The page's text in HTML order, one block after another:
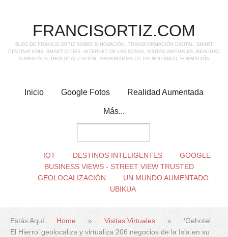
FRANCISORTIZ.COM
BLOG DE FRANCIS ORTIZ SOBRE INNOVACIÓN, TRANSFORMACIÓN DIGITAL, SMART
DESTINATIONS, SMART CITIES, INTERNET DE LAS COSAS, VISITAS VIRTUALES, REALIDAD
AUMENTADA, GEOLOCALIZACIÓN, ASESORAMIENTO TECNOLÓGICO, FORMACIÓN
Inicio Google Fotos Realidad Aumentada
Más...
IOT DESTINOS INTELIGENTES
GOOGLE
BUSINESS VIEWS - STREET VIEW TRUSTED
GEOLOCALIZACIÓN
UN MUNDO AUMENTADO
UBIKUA
Estás Aquí Home » Visitas Virtuales »
‘Gehotel
El Hierro’ geolocaliza y virtualiza 206 negocios de la Isla en su